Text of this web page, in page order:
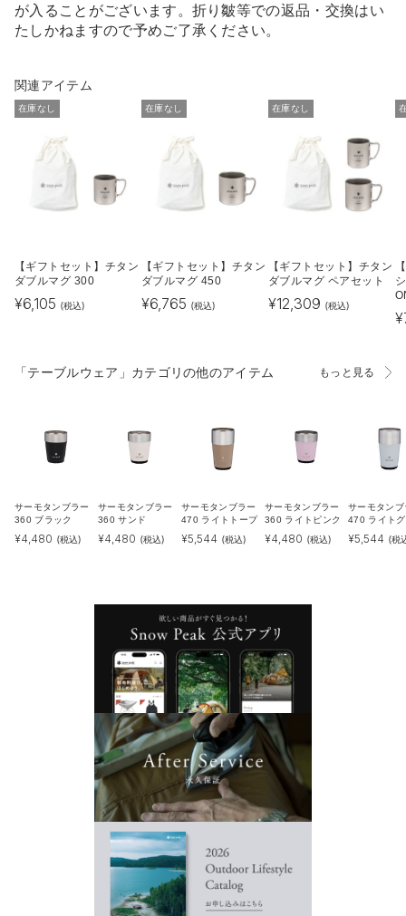
が入ることがございます。折り皺等での返品・交換はい
たしかねますので予めご了承ください。
関連アイテム
在庫なし
【ギフトセット】チタン
ダブルマグ 300
¥6,105 (税込)
在庫なし
【ギフトセット】チタン
ダブルマグ 450
¥6,765 (税込)
在庫なし
【ギフトセット】チタン
ダブルマグ ペアセット
¥12,309 (税込)
¥
「テーブルウェア」カテゴリの他のアイテム もっと見る
サーモタンブラー
360 ブラック
¥4,480 (税込)
サーモタンブラー
360 サンド
¥4,480 (税込)
サーモタンブラー
470 ライトトープ
¥5,544 (税込)
サーモタンブラー
360 ライトピンク
¥4,480 (税込)
サーモタンブ
470 ライト
¥5,544 (税